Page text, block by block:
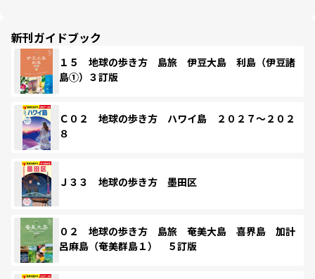
新刊ガイドブック
１５ 地球の歩き方 島旅 伊豆大島 利島（伊豆諸
島①）３訂版
Ｃ０２ 地球の歩き方 ハワイ島 ２０２７～２０２
８
Ｊ３３ 地球の歩き方 墨田区
０２ 地球の歩き方 島旅 奄美大島 喜界島 加計
呂麻島（奄美群島１） ５訂版